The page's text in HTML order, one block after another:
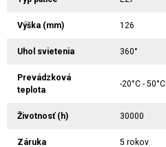
Výška (mm) 126
Uhol svietenia 360°
Prevádzková
teplota
-20°C - 50°C
Životnosť (h) 30000
Záruka 5 rokov